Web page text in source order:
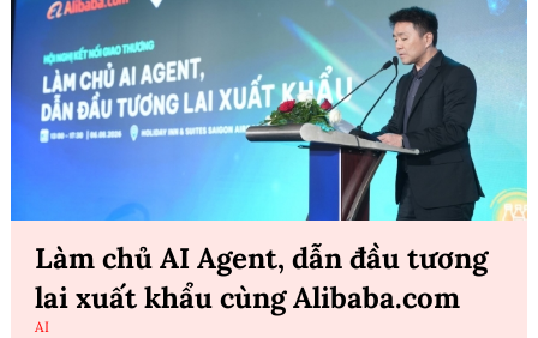
Làm chủ AI Agent, dẫn đầu tương
lai xuất khẩu cùng Alibaba.com
AI